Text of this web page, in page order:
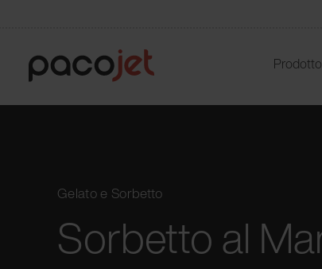
Prodotto
Gelato e Sorbetto
Sorbetto al